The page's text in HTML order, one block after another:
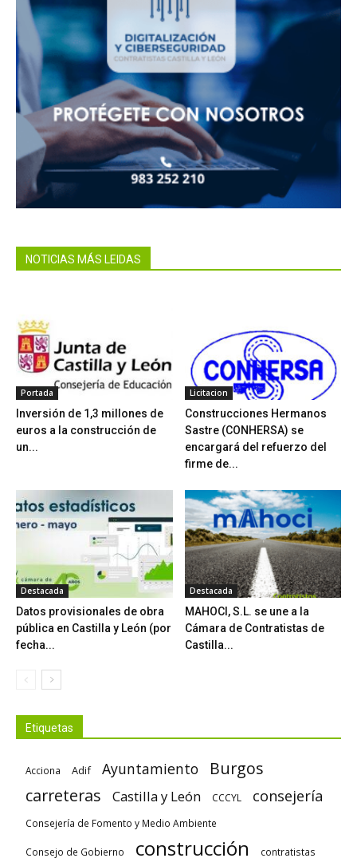
NOTICIAS MÁS LEIDAS
Portada
Inversión de 1,3 millones de
euros a la construcción de
un...
Licitacion
Construcciones Hermanos
Sastre (CONHERSA) se
encargará del refuerzo del
firme de...
Destacada
Datos provisionales de obra
pública en Castilla y León (por
fecha...
Destacada
MAHOCI, S.L. se une a la
Cámara de Contratistas de
Castilla...
Etiquetas
Acciona Adif Ayuntamiento
Burgos
carreteras
Castilla y León CCCYL consejería
Consejería de Fomento y Medio Ambiente
Consejo de Gobierno construcción contratistas